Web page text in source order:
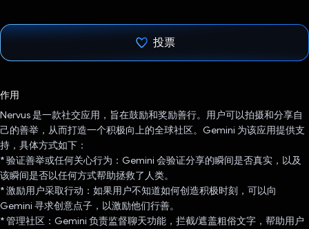
投票
作用
Nervus 是一款社交应用，旨在鼓励和奖励善行。用户可以拍摄和分享自
己的善举，从而打造一个积极向上的全球社区。Gemini 为该应用提供支
持，具体方式如下：
* 验证善举或任何关心行为：Gemini 会验证分享的瞬间是否真实，以及
该瞬间是否以任何方式帮助拯救了人类。
* 激励用户采取行动：如果用户不知道如何创造积极时刻，可以向
Gemini 寻求创意点子，以激励他们行善。
* 管理社区：Gemini 负责监督聊天功能，拦截/遮盖粗俗文字，帮助用户